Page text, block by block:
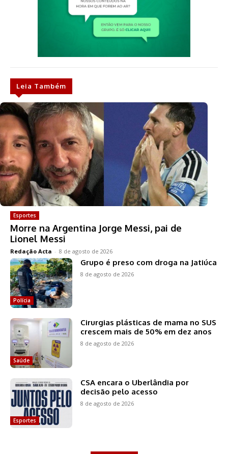
Leia Também
Esportes
Morre na Argentina Jorge Messi, pai de
Lionel Messi
Redação Acta - 8 de agosto de 2026
Polícia
Grupo é preso com droga na Jatiúca
8 de agosto de 2026
Saúde
Cirurgias plásticas de mama no SUS
crescem mais de 50% em dez anos
8 de agosto de 2026
Esportes
CSA encara o Uberlândia por
decisão pelo acesso
8 de agosto de 2026